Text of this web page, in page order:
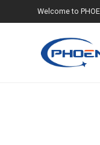
Welcome to